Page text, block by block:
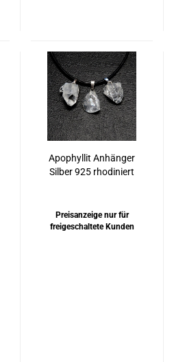
Apophyllit Anhänger
Silber 925 rhodiniert
Preisanzeige nur für
freigeschaltete Kunden